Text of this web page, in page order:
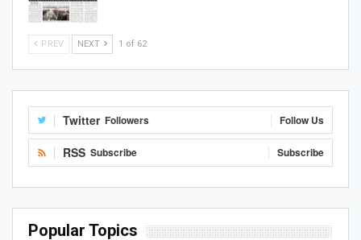
PREV NEXT 1 of 62
Twitter Followers Follow Us
RSS Subscribe Subscribe
Popular Topics